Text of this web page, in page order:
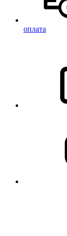
оплата